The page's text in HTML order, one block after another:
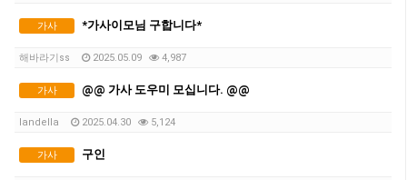
가사 *가사이모님 구합니다*
해바라기ss 2025.05.09 4,987
가사 @@ 가사 도우미 모십니다. @@
landella 2025.04.30 5,124
가사 구인